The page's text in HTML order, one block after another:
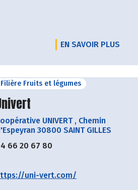
EN SAVOIR PLUS
Filière Fruits et légumes
le producteur
UNIVERT , Chemin
30800 SAINT GILLES
66 20 67 80
uni-vert.com/